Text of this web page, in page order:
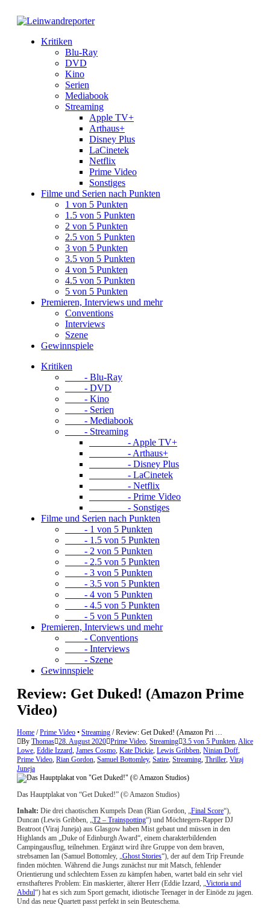
Kritiken
Blu-Ray
DVD
Kino
Serien
Mediabook
Streaming
Apple TV+
Arthaus+
Disney Plus
LaCinetek
Netflix
Prime Video
Sonstiges
Filme und Serien nach Punkten
1 von 5 Punkten
1.5 von 5 Punkten
2 von 5 Punkten
2.5 von 5 Punkten
3 von 5 Punkten
3.5 von 5 Punkten
4 von 5 Punkten
4.5 von 5 Punkten
5 von 5 Punkten
Premieren, Interviews und mehr
Conventions
Interviews
Szene
Gewinnspiele
Kritiken
- Blu-Ray
- DVD
- Kino
- Serien
- Mediabook
- Streaming
- Apple TV+
- Arthaus+
- Disney Plus
- LaCinetek
- Netflix
- Prime Video
- Sonstiges
Filme und Serien nach Punkten
- 1 von 5 Punkten
- 1.5 von 5 Punkten
- 2 von 5 Punkten
- 2.5 von 5 Punkten
- 3 von 5 Punkten
- 3.5 von 5 Punkten
- 4 von 5 Punkten
- 4.5 von 5 Punkten
- 5 von 5 Punkten
Premieren, Interviews und mehr
- Conventions
- Interviews
- Szene
Gewinnspiele
Review: Get Duked! (Amazon Prime
Video)
Home /Prime Video • Streaming /Review: Get Duked! (Amazon Pri …
By Thomas 28. August 2020 Prime Video, Streaming 3.5 von 5 Punkten,Alice
Lowe, Eddie Izzard, James Cosmo, Kate Dickie, Lewis Gribben, Ninian Doff,
Prime Video, Rian Gordon, Samuel Bottomley, Satire, Streaming, Thriller, Viraj
Juneja
Das Hauptplakat von “Get Duked!” (© Amazon Studios)
Inhalt: Die drei chaotischen Kumpels Dean (Rian Gordon, „Final Score“),
Duncan (Lewis Gribben, „T2 – Trainspotting“) und Möchtegern-Rapper DJ
Beatroot (Viraj Juneja) aus Glasgow haben Mist gebaut und müssen in den
Highlands am „Duke of Edinburgh Award“, einem charakterbildenden
Campingausflug, teilnehmen. Ergänzt wird ihre Gruppe von dem braven,
strebsamen Ian (Samuel Bottomley, „Ghost Stories“), der auf dem Trip Freunde
finden möchten. Während die Jungs zunächst nur mit Matsch, fehlender
Orientierung und schlechtem Essen zu kämpfen haben, wartet bald ein sehr viel
ernsthafteres Problem: Ein maskierter, älterer Herr (Eddie Izzard, „Victoria und
Abdul“) hat es sich zum Sport gemacht, idiotische Teenager in der Einöde zu jagen.
Und das neue Quartett passt perfekt in sein Beuteschema.